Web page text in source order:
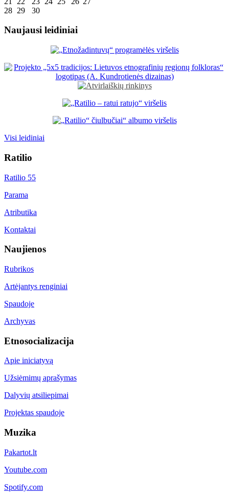
28 29 30
Naujausi leidiniai
Visi leidiniai
Ratilio
Ratilio 55
Parama
Atributika
Kontaktai
Naujienos
Rubrikos
Artėjantys renginiai
Spaudoje
Archyvas
Etnosocializacija
Apie iniciatyvą
Užsiėmimų aprašymas
Dalyvių atsiliepimai
Projektas spaudoje
Muzika
Pakartot.lt
Youtube.com
Spotify.com